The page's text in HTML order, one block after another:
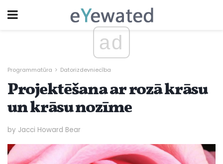
ad
Programmatūra Datorizdevniecība
Projektēšana ar rozā krāsu
un krāsu nozīme
by Jacci Howard Bear